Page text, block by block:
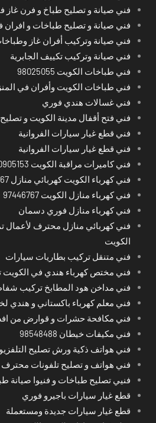
فني صيانة و تصليح طباخ و فرن غاز
فني صيانة و تصليح طباخات و
فني صيانة وتركيب أفران غاز
فني صيانة وتركيب تكييف الجابرية
فني طباخات الكويت 98025055
فني طباخات الكويت وأفران في
فني غسالات هندي فوري
فني فتح أقفال مدينة الكويت و
فني قطع غيار سيارات الفروانية
فني قطع غيار سيارات الفروانية
فني كاميرات مراقبة الكويت 90905153
فني كهرباء الكويت كهربائي منازل 97446767
فني كهرباء منازل الكويت 97446767
فني كهرباء منازل فوري دسمان
فني كهربائي منازل محترف لأعمال
الكويت
فني متنقل تركيب بطاريات سيارات
فني مختص كهرباء هندي في الكويت
فني مداخن هود المطابخ تركيب
فني معلم كهرباء باكستاني و هندي
فني مكافحة حشرات و قوارض من
فني مكيفات خيطان 98548488
فني هواتف ذكية ورش تصليح
فني هواتف و تصليح تلفونات محترف
فنيي تصليح طباخات و فنيوا صيانة
قطع غيار سيارات باجيرو فوري
قطع غيار سيارات جديدة ومستعملة